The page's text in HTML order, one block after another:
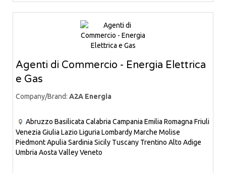
Agenti di Commercio - Energia Elettrica
e Gas
Company/Brand: A2A Energia
Abruzzo Basilicata Calabria Campania Emilia Romagna Friuli
Venezia Giulia Lazio Liguria LombardyMarche Molise
PiedmontApulia Sardinia Sicily Tuscany Trentino Alto Adige
Umbria Aosta ValleyVeneto